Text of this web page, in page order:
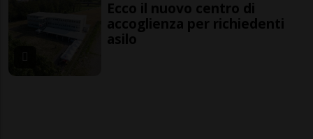
Ecco il nuovo centro di
accoglienza per richiedenti
asilo